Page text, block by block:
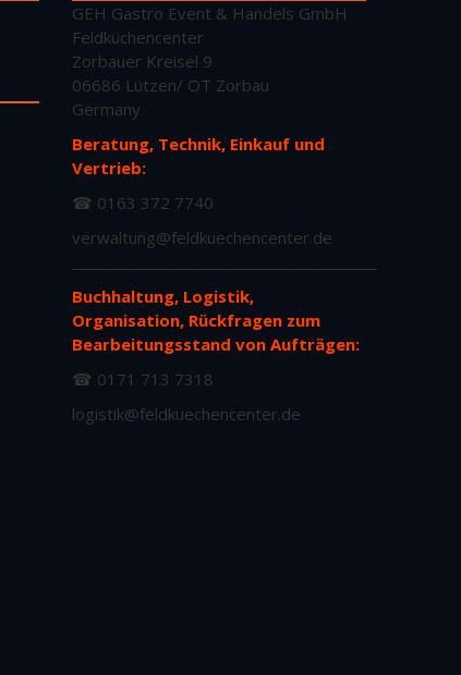
GEH Gastro Event & Handels GmbH
Feldküchencenter
Zorbauer Kreisel 9
06686 Lützen/ OT Zorbau
Germany
Beratung, Technik, Einkauf und
Vertrieb:
☎ 0163 372 7740
verwaltung@feldkuechencenter.de
Buchhaltung, Logistik,
Organisation, Rückfragen zum
Bearbeitungsstand von Aufträgen:
☎ 0171 713 7318
logistik@feldkuechencenter.de